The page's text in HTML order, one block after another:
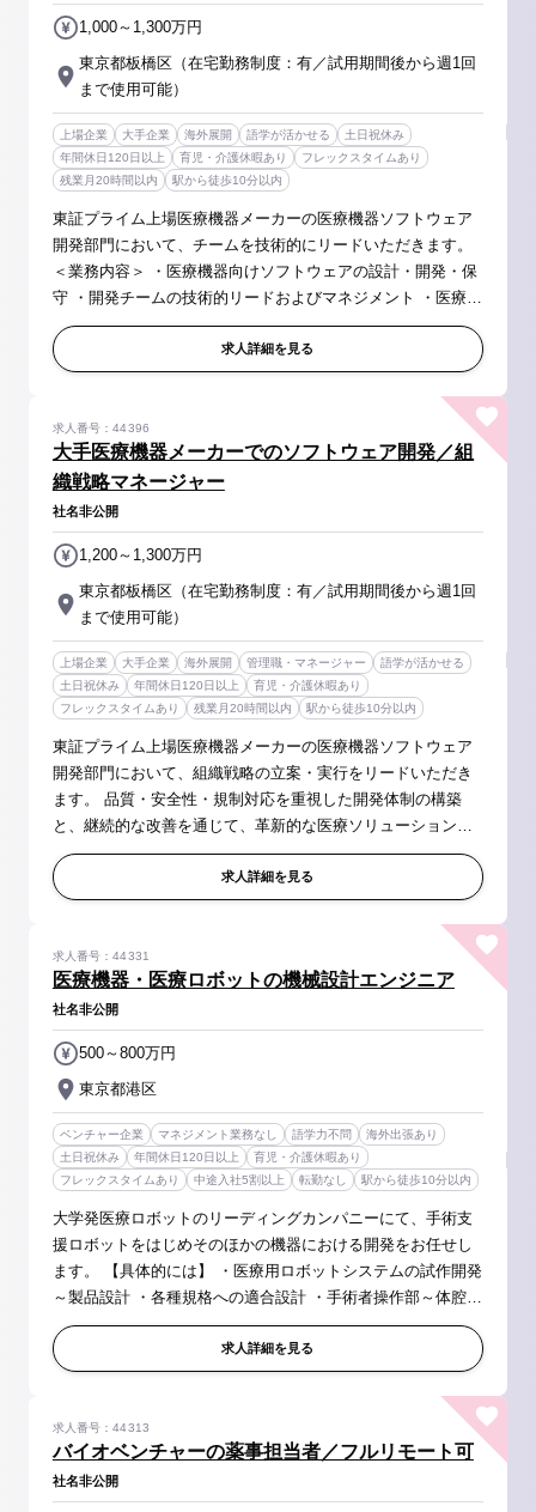
東京都板橋区（在宅勤務制度：有／試用期間後から週1回
まで使用可能）
1,000～1,300万円
上場企業 大手企業 海外展開 語学が活かせる
土日祝休み
年間休日120日以上
育児・介護休暇あり
フレックスタイムあり
残業月20時間以内
駅から徒歩10分以内
東証プライム上場医療機器メーカーの医療機器ソフトウェア
開発部門において、チームを技術的にリードいただきます。
＜業務内容＞ ・医療機器向けソフトウェアの設計・開発・保
守 ・開発チームの技術的リードおよびマネジメント ・医療機
器規制（例：IEC62304、ISO13485、FDA 21 CFR Part 820）
に準拠した開発プロ...
求人詳細を見る
大手医療機器メーカーでのソフトウェア開発／組
織戦略マネージャー
求人番号：44396
社名非公開
東京都板橋区（在宅勤務制度：有／試用期間後から週1回
まで使用可能）
1,200～1,300万円
上場企業 大手企業 海外展開 管理職・マネージャー
語学が活かせる
土日祝休み
年間休日120日以上
育児・介護休暇あり
フレックスタイムあり
残業月20時間以内 駅から徒歩10分以内
東証プライム上場医療機器メーカーの医療機器ソフトウェア
開発部門において、組織戦略の立案・実行をリードいただき
ます。 品質・安全性・規制対応を重視した開発体制の構築
と、継続的な改善を通じて、革新的な医療ソリューションの
提供をグローバルな視点で支援していただきます。 ＜業務内
容＞ ・医療機器ソフト...求人詳細を見る
医療機器・医療ロボットの機械設計エンジニア
求人番号：44331
社名非公開
東京都港区
500～800万円
ベンチャー企業 マネジメント業務なし 語学力不問
海外出張あり
土日祝休み
年間休日120日以上
育児・介護休暇あり
フレックスタイムあり
中途入社5割以上 転勤なし 駅から徒歩10分以内
大学発医療ロボットのリーディングカンパニーにて、手術支
援ロボットをはじめそのほかの機器における開発をお任せし
ます。 【具体的には】 ・医療用ロボットシステムの試作開発
～製品設計 ・各種規格への適合設計 ・手術者操作部～体腔内
で使用する鉗子、ロボットアームまでの動的な機械設計 ・各
種規格適合エビ...
求人詳細を見る
バイオベンチャーの薬事担当者／フルリモート可
求人番号：44313
社名非公開